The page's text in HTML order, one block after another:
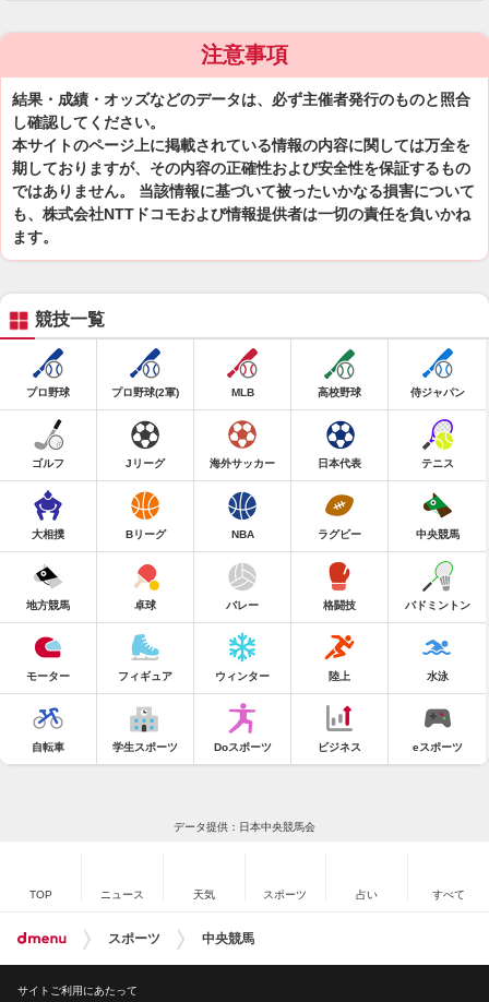
注意事項
結果・成績・オッズなどのデータは、必ず主催者発行のものと照合
し確認してください。
本サイトのページ上に掲載されている情報の内容に関しては万全を
期しておりますが、その内容の正確性および安全性を保証するもの
ではありません。 当該情報に基づいて被ったいかなる損害について
も、株式会社NTTドコモおよび情報提供者は一切の責任を負いかね
ます。
競技一覧
プロ野球 プロ野球(2軍) MLB 高校野球 侍ジャパン
ゴルフ Jリーグ 海外サッカー 日本代表 テニス
大相撲 Bリーグ NBA ラグビー 中央競馬
地方競馬 卓球 バレー 格闘技 バドミントン
モーター フィギュア ウィンター 陸上 水泳
自転車 学生スポーツ Doスポーツ ビジネス eスポーツ
データ提供：日本中央競馬会
TOP ニュース 天気 スポーツ 占い すべて
スポーツ 中央競馬
サイトご利用にあたって